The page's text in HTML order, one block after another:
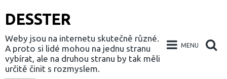
DESSTER
Weby jsou na internetu skutečně různé.
A proto si lidé mohou na jednu stranu
vybírat, ale na druhou stranu by tak měli
určitě činit s rozmyslem.
MENU